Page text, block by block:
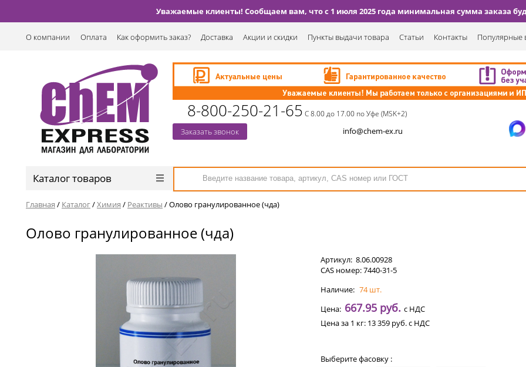
Уважаемые клиенты! Сообщаем вам, что с 1 июля 2025 года минимальная сумма заказа
О компании Оплата Как оформить заказ? Доставка Акции и скидки Пункты выдачи товара Статьи Контакты Популярные
8-800-250-21-65 С 8.00 до 17.00 по Уфе (MSK+2)
Заказать звонок info@chem-ex.ru
Каталог товаров
Главная / Каталог/Химия / Реактивы /Олово гранулированное (чда)
Олово гранулированное (чда)
Артикул:8.06.00928
CAS номер: 7440-31-5
Наличие: 74 шт.
Цена: 667.95 руб.с НДС
Цена за 1 кг: 13 359 руб.с НДС
Выберите фасовку :